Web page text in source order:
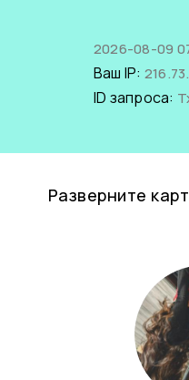
2026-08-09
Ваш IP:
ID запроса:
Разверните